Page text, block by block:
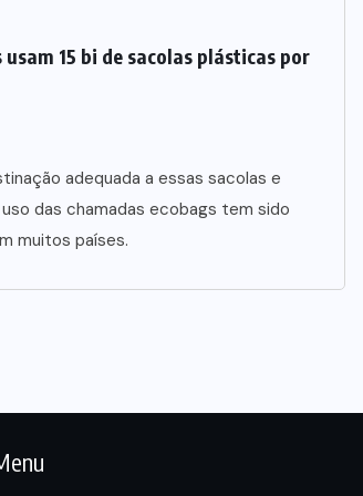
15 bi de sacolas plásticas por
adequada a essas sacolas e
das chamadas ecobags tem sido
muitos países.